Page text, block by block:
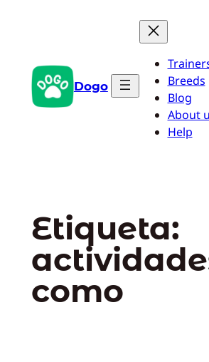
Dogo
Breeds
Blog
About
Help
Etiqueta:
como